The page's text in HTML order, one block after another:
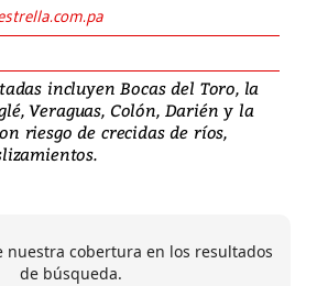
incluyen Bocas del Toro, la
Veraguas, Colón, Darién y la
riesgo de crecidas de ríos,
nuestra cobertura en los resultados
de búsqueda.